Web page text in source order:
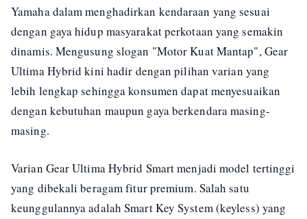
Yamaha dalam menghadirkan kendaraan yang sesuai
dengan gaya hidup masyarakat perkotaan yang semakin
dinamis. Mengusung slogan "Motor Kuat Mantap", Gear
Ultima Hybrid kini hadir dengan pilihan varian yang
lebih lengkap sehingga konsumen dapat menyesuaikan
dengan kebutuhan maupun gaya berkendara masing-
masing.
Varian Gear Ultima Hybrid Smart menjadi model tertinggi
yang dibekali beragam fitur premium. Salah satu
keunggulannya adalah Smart Key System (keyless) yang